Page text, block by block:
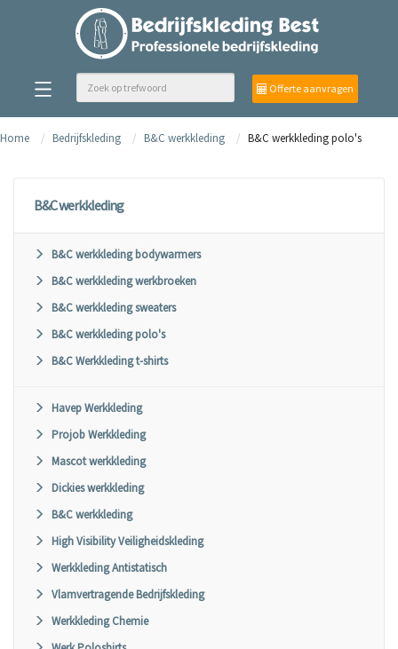
Offerte aanvragen
Home Bedrijfskleding B&C werkkleding B&C werkkleding polo's
B&C werkkleding
B&C werkkleding bodywarmers
B&C werkkleding werkbroeken
B&C werkkleding sweaters
B&C werkkleding polo's
B&C Werkkleding t-shirts
Havep Werkkleding
Projob Werkkleding
Mascot werkkleding
Dickies werkkleding
B&C werkkleding
High Visibility Veiligheidskleding
Werkkleding Antistatisch
Vlamvertragende Bedrijfskleding
Werkkleding Chemie